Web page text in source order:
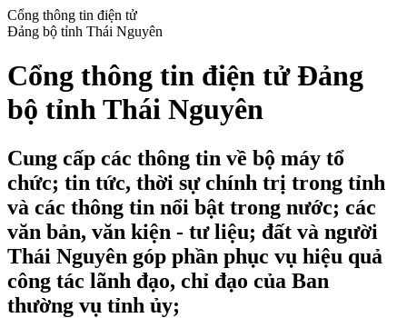
Cổng thông tin điện tử
Đảng bộ tỉnh Thái Nguyên
Cổng thông tin điện tử Đảng
bộ tỉnh Thái Nguyên
Cung cấp các thông tin về bộ máy tổ
chức; tin tức, thời sự chính trị trong tỉnh
và các thông tin nổi bật trong nước; các
văn bản, văn kiện - tư liệu; đất và người
Thái Nguyên góp phần phục vụ hiệu quả
công tác lãnh đạo, chỉ đạo của Ban
thường vụ tỉnh ủy;